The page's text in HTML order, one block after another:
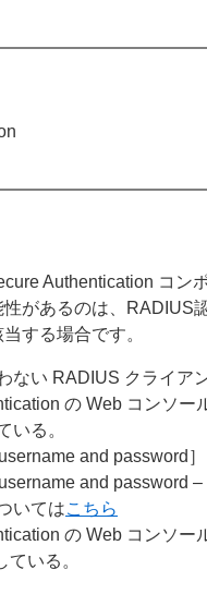
Authentication コン
があるのは、RADIUS
する場合です。
ない RADIUS クライア
の Web コンソ
いる。
and password］
and password
いてはこちら
の Web コンソ
いる。